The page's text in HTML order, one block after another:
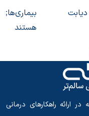
هستند
ارائه راهکارهای درمانی